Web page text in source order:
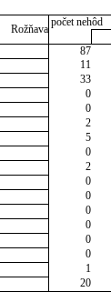
Rožňava
počet nehôd
87
11
33
0
0
2
5
0
2
0
0
0
0
0
0
1
20